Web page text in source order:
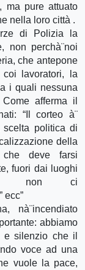
ma pure attuato
nella loro città .
di Polizia la
non perchà¨noi
che antepone
lavoratori, la
i quali nessuna
afferma il
“Il corteo à¨
scelta politica di
della
deve farsi
fuori dai luoghi
non ci
ecc”
nà¨incendiato
abbiamo
silenzio che il
voce ad una
vuole la pace,